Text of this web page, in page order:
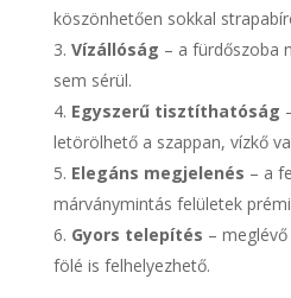
köszönhetően sokkal
Vízállóság – a fürdőszoba
sem sérül.
Egyszerű tisztíthatóság
letörölhető a szappan, vízkő
Elegáns megjelenés – a
márványmintás felületek
Gyors telepítés –
fölé is felhelyezhető.